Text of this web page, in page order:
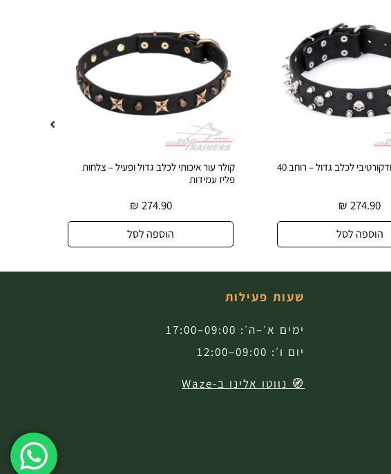
קולר עור רחב ודקורטיבי לכלב גדול – רוחב 40
קולר עור איכותי לכלב גדול ופעיל – צלחות
קולר עור אמיתי לכלב עם
שעות פעילות
ימים א׳–ה׳: 09:00–17:00
יום ו׳: 09:00–12:00
🧭 נווטו אלינו ב-Waze